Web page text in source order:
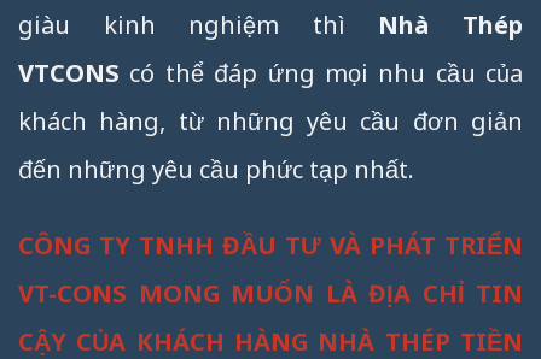
giàu kinh nghiệm thì Nhà Thép
VTCONS có thể đáp ứng mọi nhu cầu của
khách hàng, từ những yêu cầu đơn giản
đến những yêu cầu phức tạp nhất.
CÔNG TY TNHH ĐẦU TƯ VÀ PHÁT TRIỂN
VT-CONS MONG MUỐN LÀ ĐỊA CHỈ TIN
CẬY CỦA KHÁCH HÀNG NHÀ THÉP TIỀN